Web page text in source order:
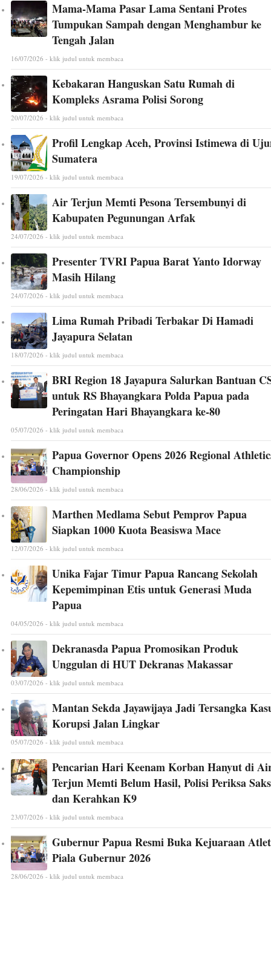
Mama-Mama Pasar Lama Sentani Protes
Tumpukan Sampah dengan Menghambur ke
Tengah Jalan
16/07/2026 - klik judul untuk membaca
Kebakaran Hanguskan Satu Rumah di
Kompleks Asrama Polisi Sorong
20/07/2026 - klik judul untuk membaca
Profil Lengkap Aceh, Provinsi Istimewa di
Sumatera
19/07/2026 - klik judul untuk membaca
Air Terjun Memti Pesona Tersembunyi di
Kabupaten Pegunungan Arfak
24/07/2026 - klik judul untuk membaca
Presenter TVRI Papua Barat Yanto Idorway
Masih Hilang
24/07/2026 - klik judul untuk membaca
Lima Rumah Pribadi Terbakar Di Hamadi
Jayapura Selatan
18/07/2026 - klik judul untuk membaca
BRI Region 18 Jayapura Salurkan Bantuan
untuk RS Bhayangkara Polda Papua pada
Peringatan Hari Bhayangkara ke-80
05/07/2026 - klik judul untuk membaca
Papua Governor Opens 2026 Regional
Championship
28/06/2026 - klik judul untuk membaca
Marthen Medlama Sebut Pemprov Papua
Siapkan 1000 Kuota Beasiswa Mace
12/07/2026 - klik judul untuk membaca
Unika Fajar Timur Papua Rancang Sekolah
Kepemimpinan Etis untuk Generasi Muda
Papua
04/05/2026 - klik judul untuk membaca
Dekranasda Papua Promosikan Produk
Unggulan di HUT Dekranas Makassar
03/07/2026 - klik judul untuk membaca
Mantan Sekda Jayawijaya Jadi Tersangka
Korupsi Jalan Lingkar
05/07/2026 - klik judul untuk membaca
Pencarian Hari Keenam Korban Hanyut di
Terjun Memti Belum Hasil, Polisi Periksa
dan Kerahkan K9
23/07/2026 - klik judul untuk membaca
Gubernur Papua Resmi Buka Kejuaraan
Piala Gubernur 2026
28/06/2026 - klik judul untuk membaca